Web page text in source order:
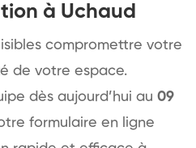
à Uchaud
compromettre votre
de votre espace.
dès aujourd’hui au 09
formulaire en ligne